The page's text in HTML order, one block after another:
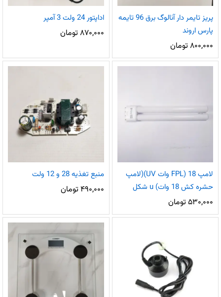
پریز تایمر دار آنالوگ برق 96 تایمه
پارس اروند
۸۰۰,۰۰۰تومان
اداپتور 24 ولت 3 آمپر
۸۷۰,۰۰۰تومان
لامپ FPL) 18 وات UV)(لامپ
حشره کش 18 وات) u شکل
۵۳۰,۰۰۰تومان
منبع تغذیه 28 و 12 ولت
۴۹۰,۰۰۰ تومان